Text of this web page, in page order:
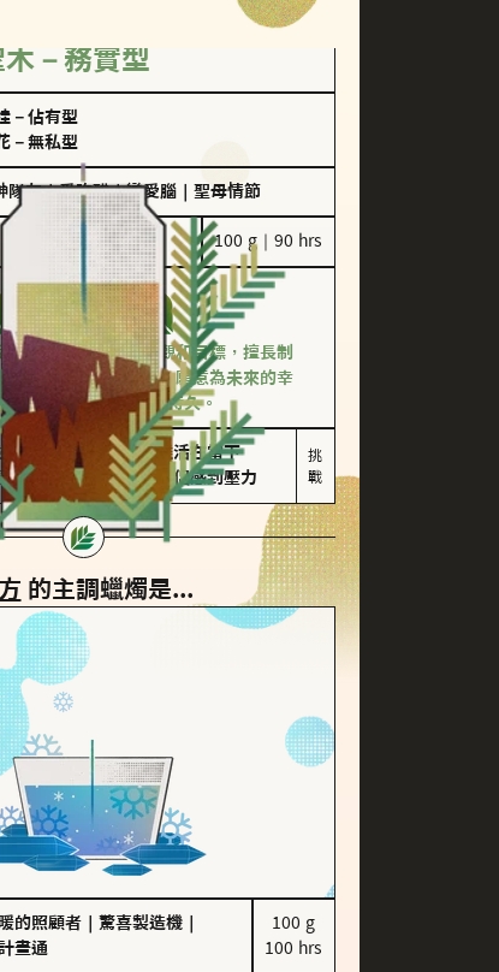
－務實型
－ 佔有型
－ 無私型
隊友｜愛吃醋｜戀愛腦 聖母情節
100 g｜90 hrs
務實型
雪松、聖木
情立基於共同的價值觀和目標，擅長制
說，感情穩定最重要，願意為未來的幸
，讓愛情變得踏實而持久。
定度
較難活在當下
易讓伴侶感到壓力
挑
戰
的主調蠟燭是...
的照顧者 驚喜製造機
畫通
100 g
100 hrs